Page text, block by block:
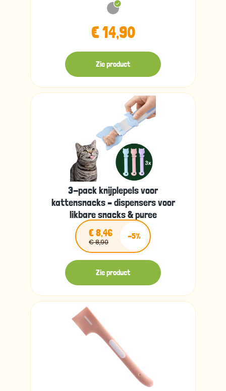
€ 14,90
Zie product
3-pack knijplepels voor
kattensnacks – dispensers voor
likbare snacks & puree
€ 8,46
€ 8,90
-5%
Zie product